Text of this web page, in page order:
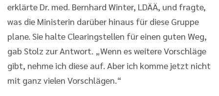
erklärte Dr. med. Bernhard Winter, LDÄÄ, und fragte,
was die Ministerin darüber hinaus für diese Gruppe
plane. Sie halte Clearingstellen für einen guten Weg,
gab Stolz zur Antwort. „Wenn es weitere Vorschläge
gibt, nehme ich diese auf. Aber ich komme jetzt nicht
mit ganz vielen Vorschlägen.“